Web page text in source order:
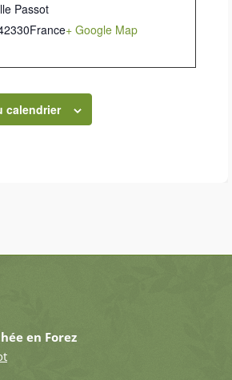
Passot
France+ Google Map
calendrier
en Forez